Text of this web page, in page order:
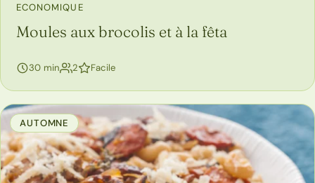
ECONOMIQUE
Moules aux brocolis et à la fêta
30 min 2 Facile
AUTOMNE